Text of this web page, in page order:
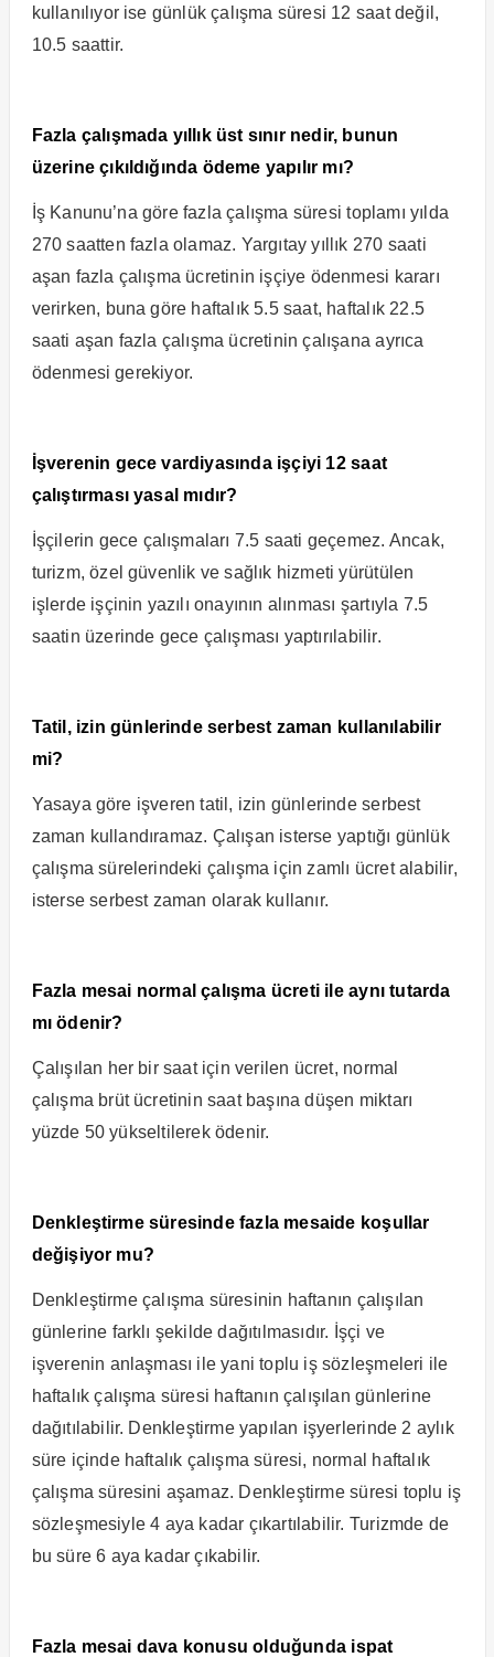
kullanılıyor ise günlük çalışma süresi 12 saat değil,
10.5 saattir.
Fazla çalışmada yıllık üst sınır nedir, bunun
üzerine çıkıldığında ödeme yapılır mı?
İş Kanunu’na göre fazla çalışma süresi toplamı yılda
270 saatten fazla olamaz. Yargıtay yıllık 270 saati
aşan fazla çalışma ücretinin işçiye ödenmesi kararı
verirken, buna göre haftalık 5.5 saat, haftalık 22.5
saati aşan fazla çalışma ücretinin çalışana ayrıca
ödenmesi gerekiyor.
İşverenin gece vardiyasında işçiyi 12 saat
çalıştırması yasal mıdır?
İşçilerin gece çalışmaları 7.5 saati geçemez. Ancak,
turizm, özel güvenlik ve sağlık hizmeti yürütülen
işlerde işçinin yazılı onayının alınması şartıyla 7.5
saatin üzerinde gece çalışması yaptırılabilir.
Tatil, izin günlerinde serbest zaman kullanılabilir
mi?
Yasaya göre işveren tatil, izin günlerinde serbest
zaman kullandıramaz. Çalışan isterse yaptığı günlük
çalışma sürelerindeki çalışma için zamlı ücret alabilir,
isterse serbest zaman olarak kullanır.
Fazla mesai normal çalışma ücreti ile aynı tutarda
mı ödenir?
Çalışılan her bir saat için verilen ücret, normal
çalışma brüt ücretinin saat başına düşen miktarı
yüzde 50 yükseltilerek ödenir.
Denkleştirme süresinde fazla mesaide koşullar
değişiyor mu?
Denkleştirme çalışma süresinin haftanın çalışılan
günlerine farklı şekilde dağıtılmasıdır. İşçi ve
işverenin anlaşması ile yani toplu iş sözleşmeleri ile
haftalık çalışma süresi haftanın çalışılan günlerine
dağıtılabilir. Denkleştirme yapılan işyerlerinde 2 aylık
süre içinde haftalık çalışma süresi, normal haftalık
çalışma süresini aşamaz. Denkleştirme süresi toplu iş
sözleşmesiyle 4 aya kadar çıkartılabilir. Turizmde de
bu süre 6 aya kadar çıkabilir.
Fazla mesai dava konusu olduğunda ispat